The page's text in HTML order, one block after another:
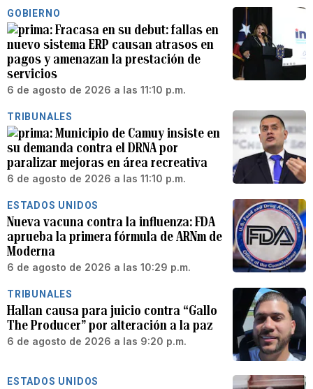
GOBIERNO
Fracasa en su debut: fallas en
nuevo sistema ERP causan atrasos en
pagos y amenazan la prestación de
servicios
6 de agosto de 2026 a las 11:10 p.m.
TRIBUNALES
Municipio de Camuy insiste en
su demanda contra el DRNA por
paralizar mejoras en área recreativa
6 de agosto de 2026 a las 11:10 p.m.
ESTADOS UNIDOS
Nueva vacuna contra la influenza: FDA
aprueba la primera fórmula de ARNm de
Moderna
6 de agosto de 2026 a las 10:29 p.m.
TRIBUNALES
Hallan causa para juicio contra “Gallo
The Producer” por alteración a la paz
6 de agosto de 2026 a las 9:20 p.m.
ESTADOS UNIDOS